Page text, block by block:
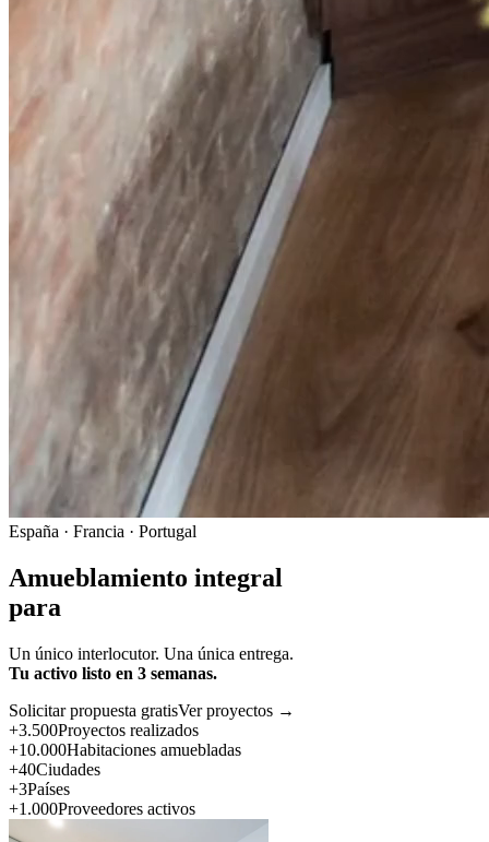
España · Francia · Portugal
Amueblamiento integral
para
Un único interlocutor. Una única entrega.
Tu activo listo en 3 semanas.
Solicitar propuesta gratisVer proyectos →
+3.500Proyectos realizados
+10.000Habitaciones amuebladas
+40Ciudades
+3Países
+1.000Proveedores activos